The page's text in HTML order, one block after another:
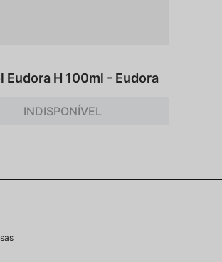
Eudora H 100ml - Eudora
INDISPONÍVEL